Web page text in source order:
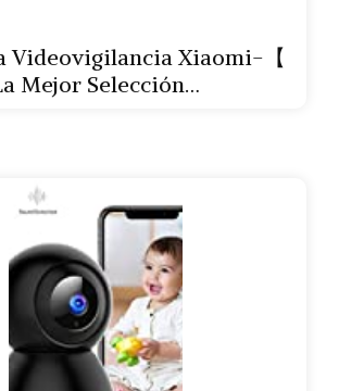
Videovigilancia Xiaomi-【
Mejor Selección…